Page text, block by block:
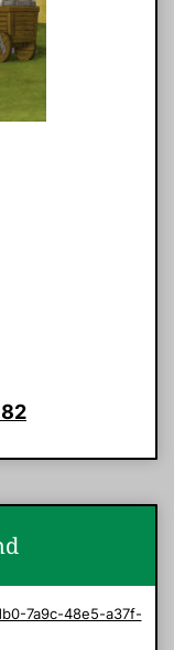
7a9c-48e5-a37f-